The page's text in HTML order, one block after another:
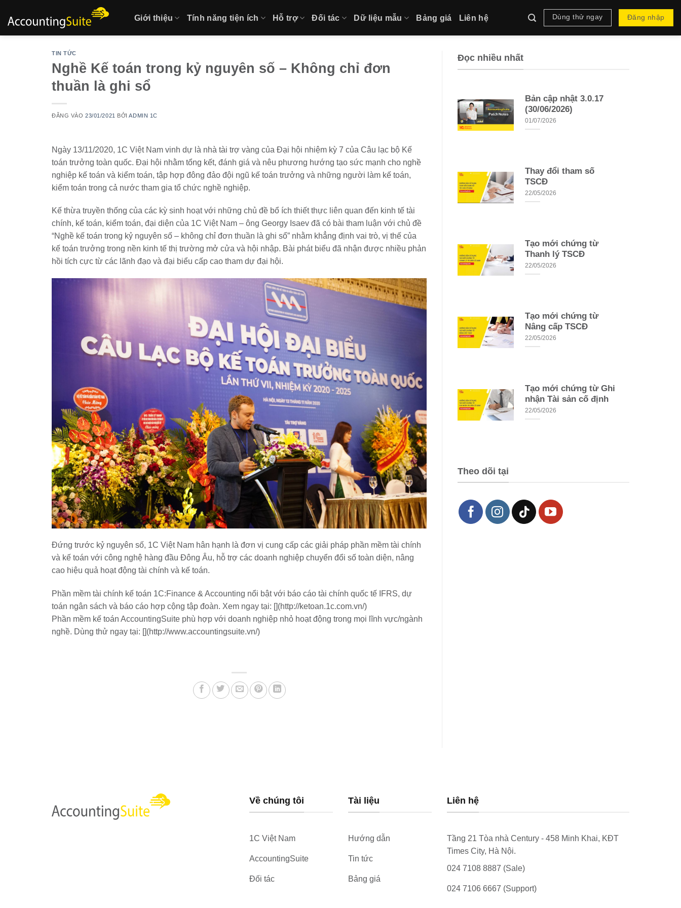
qua
Giới thiệu Tính năng tiện ích Hỗ trợ Đối tác Dữ liệu mẫu Bảng giá Liên hệ Dùng thử ngay Đăng nhập
TIN TỨC
Nghề Kế toán trong kỷ nguyên số – Không chỉ đơn
thuần là ghi sổ
ĐĂNG VÀO23/01/2021 BỞIADMIN 1C
Ngày 13/11/2020, 1C Việt Nam vinh dự là nhà tài trợ vàng của Đại hội nhiệm kỳ 7 của Câu lạc bộ Kế
toán trưởng toàn quốc. Đại hội nhằm tổng kết, đánh giá và nêu phương hướng tạo sức mạnh cho nghề
nghiệp kế toán và kiểm toán, tập hợp đông đảo đội ngũ kế toán trưởng và những người làm kế toán,
kiểm toán trong cả nước tham gia tổ chức nghề nghiệp.
Kế thừa truyền thống của các kỳ sinh hoạt với những chủ đề bổ ích thiết thực liên quan đến kinh tế tài
chính, kế toán, kiểm toán, đại diện của 1C Việt Nam – ông Georgy Isaev đã có bài tham luận với chủ đề
“Nghề kế toán trong kỷ nguyên số – không chỉ đơn thuần là ghi sổ” nhằm khẳng định vai trò, vị thế của
kế toán trưởng trong nền kinh tế thị trường mở cửa và hội nhập. Bài phát biểu đã nhận được nhiều phản
hồi tích cực từ các lãnh đạo và đại biểu cấp cao tham dự đại hội.
Đứng trước kỷ nguyên số, 1C Việt Nam hân hạnh là đơn vị cung cấp các giải pháp phần mềm tài chính
và kế toán với công nghệ hàng đầu Đông Âu, hỗ trợ các doanh nghiệp chuyển đổi số toàn diện, nâng
cao hiệu quả hoạt động tài chính và kế toán.
Phần mềm tài chính kế toán 1C:Finance & Accounting nổi bật với báo cáo tài chính quốc tế IFRS, dự
toán ngân sách và báo cáo hợp cộng tập đoàn. Xem ngay tại: [](http://ketoan.1c.com.vn/)
Phần mềm kế toán AccountingSuite phù hợp với doanh nghiệp nhỏ hoạt động trong mọi lĩnh vực/ngành
nghề. Dùng thử ngay tại: [](http://www.accountingsuite.vn/)
Đọc nhiều nhất
Bản cập nhật 3.0.17
(30/06/2026)
01/07/2026
Thay đổi tham số
TSCĐ
22/05/2026
Tạo mới chứng từ
Thanh lý TSCĐ
22/05/2026
Tạo mới chứng từ
Nâng cấp TSCĐ
22/05/2026
Tạo mới chứng từ Ghi
nhận Tài sản cố định
22/05/2026
Theo dõi tại
Về chúng tôi
1C Việt Nam
AccountingSuite
Đối tác
Tài liệu
Hướng dẫn
Tin tức
Bảng giá
Liên hệ
Tầng 21 Tòa nhà Century - 458 Minh Khai, KĐT
Times City, Hà Nội.
024 7108 8887 (Sale)
024 7106 6667 (Support)